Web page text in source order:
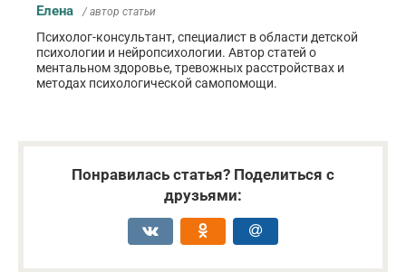
Елена / автор статьи
Психолог-консультант, специалист в области детской
психологии и нейропсихологии. Автор статей о
ментальном здоровье, тревожных расстройствах и
методах психологической самопомощи.
Понравилась статья? Поделиться с
друзьями: